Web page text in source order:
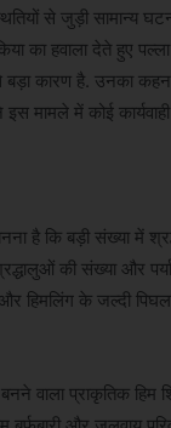
से जुड़ी सामान्य
का हवाला देते हुए
कारण है. उनका
इस मामले में कोई
है कि बड़ी संख्या
की संख्या और
और हिमलिंग के जल्दी
वाला प्राकृतिक हिम